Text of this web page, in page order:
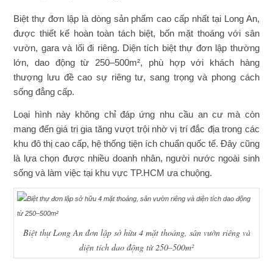
Biệt thự đơn lập là dòng sản phẩm cao cấp nhất tại Long An,
được thiết kế hoàn toàn tách biệt, bốn mặt thoáng với sân
vườn, gara và lối đi riêng. Diện tích biệt thự đơn lập thường
lớn, dao động từ 250–500m², phù hợp với khách hàng
thượng lưu đề cao sự riêng tư, sang trọng và phong cách
sống đẳng cấp.
Loại hình này không chỉ đáp ứng nhu cầu an cư mà còn
mang đến giá trị gia tăng vượt trội nhờ vị trí đắc địa trong các
khu đô thị cao cấp, hệ thống tiện ích chuẩn quốc tế. Đây cũng
là lựa chọn được nhiều doanh nhân, người nước ngoài sinh
sống và làm việc tại khu vực TP.HCM ưa chuộng.
Biệt thự Long Anđơn lập sở hữu 4 mặt thoáng, sân vườn riêng và
diện tích dao động từ 250–500m²